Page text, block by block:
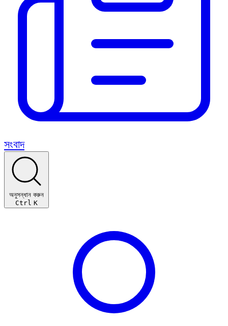
সংবাদ
অনুসন্ধান করুন
Ctrl K